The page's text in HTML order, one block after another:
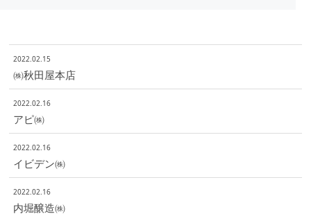
2022.02.15
㈱秋田屋本店
2022.02.16
アピ㈱
2022.02.16
イビデン㈱
2022.02.16
内堀醸造㈱